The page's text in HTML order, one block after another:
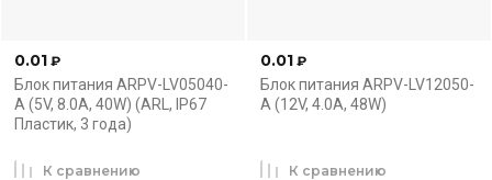
0.01 ₽
Блок питания ARPV-LV05040-
A (5V, 8.0A, 40W) (ARL, IP67
Пластик, 3 года)
К сравнению
0.01 ₽
Блок питания ARPV-LV12050-
A (12V, 4.0A, 48W)
К сравнению